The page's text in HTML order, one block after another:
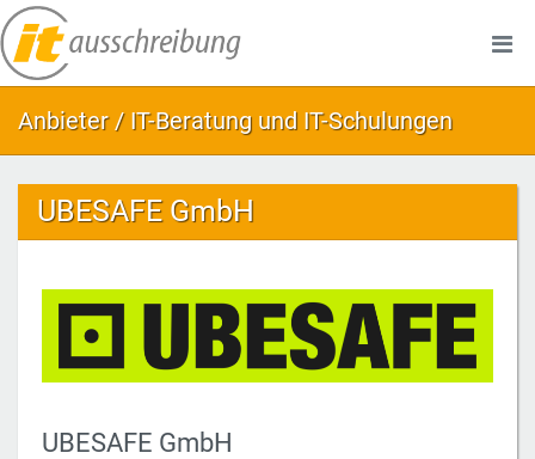
Anbieter / IT-Beratung und IT-Schulungen
UBESAFE GmbH
UBESAFE GmbH